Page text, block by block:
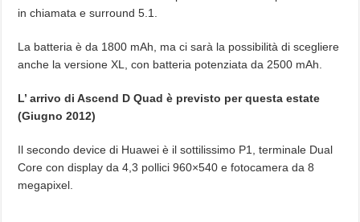
in chiamata e surround 5.1.
La batteria è da 1800 mAh, ma ci sarà la possibilità di scegliere
anche la versione XL, con batteria potenziata da 2500 mAh.
L’ arrivo di Ascend D Quad è previsto per questa estate
(Giugno 2012)
Il secondo device di Huawei è il sottilissimo P1, terminale Dual
Core con display da 4,3 pollici 960×540 e fotocamera da 8
megapixel.